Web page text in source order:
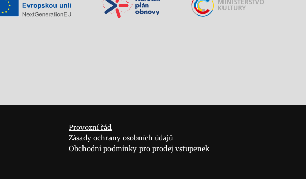
Provozní řád
Zásady ochrany osobních údajů
Obchodní podmínky pro prodej vstupenek